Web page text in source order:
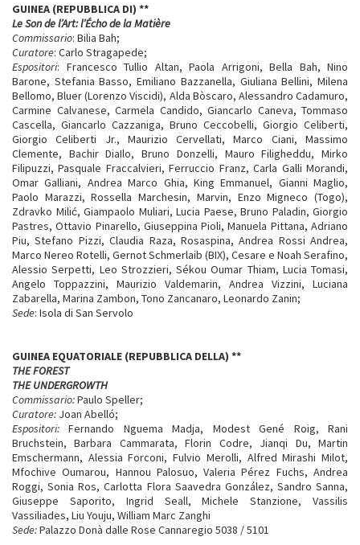
GUINEA (REPUBBLICA DI) **
Le Son de l’Art: l’Écho de la Matière
Commissario: Bilia Bah;
Curatore: Carlo Stragapede;
Espositori: Francesco Tullio Altan, Paola Arrigoni, Bella Bah, Nino
Barone, Stefania Basso, Emiliano Bazzanella, Giuliana Bellini, Milena
Bellomo, Bluer (Lorenzo Viscidi), Alda Bòscaro, Alessandro Cadamuro,
Carmine Calvanese, Carmela Candido, Giancarlo Caneva, Tommaso
Cascella, Giancarlo Cazzaniga, Bruno Ceccobelli, Giorgio Celiberti,
Giorgio Celiberti Jr., Maurizio Cervellati, Marco Ciani, Massimo
Clemente, Bachir DiaIlo, Bruno Donzelli, Mauro Filigheddu, Mirko
Filipuzzi, Pasquale Fraccalvieri, Ferruccio Franz, Carla Galli Morandi,
Omar Galliani, Andrea Marco Ghia, King Emmanuel, Gianni Maglio,
Paolo Marazzi, Rossella Marchesin, Marvin, Enzo Migneco (Togo),
Zdravko Milić, Giampaolo Muliari, Lucia Paese, Bruno Paladin, Giorgio
Pastres, Ottavio Pinarello, Giuseppina Pioli, Manuela Pittana, Adriano
Piu, Stefano Pizzi, Claudia Raza, Rosaspina, Andrea Rossi Andrea,
Marco Nereo Rotelli, Gernot Schmerlaib (BIX), Cesare e Noah Serafino,
Alessio Serpetti, Leo Strozzieri, Sékou Oumar Thiam, Lucia Tomasi,
Angelo Toppazzini, Maurizio Valdemarin, Andrea Vizzini, Luciana
Zabarella, Marina Zambon, Tono Zancanaro, Leonardo Zanin;
Sede: Isola di San Servolo
GUINEA EQUATORIALE (REPUBBLICA DELLA) **
THE FOREST
THE UNDERGROWTH
Commissario:Paulo Speller;
Curatore: Joan Abelló;
Espositori: Fernando Nguema Madja, Modest Gené Roig, Rani
Bruchstein, Barbara Cammarata, Florin Codre, Jianqi Du, Martin
Emschermann, Alessia Forconi, Fulvio Merolli, Alfred Mirashi Milot,
Mfochive Oumarou, Hannou Palosuo, Valeria Pérez Fuchs, Andrea
Roggi, Sonia Ros, Carlotta Flora Saavedra González, Sandro Sanna,
Giuseppe Saporito, Ingrid Seall, Michele Stanzione, Vassilis
Vassiliades, Liu Youju, William Marc Zanghi
Sede:Palazzo Donà dalle Rose Cannaregio 5038 / 5101